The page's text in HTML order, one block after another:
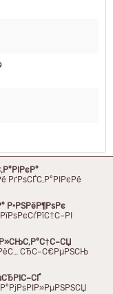
РґРѕСЃС‚Р°РІРєРё
Р·РЅРёР¶РѕРє
СЂС–С€РµРЅСЊ